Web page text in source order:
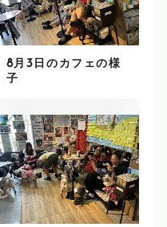
8月3日のカフェの様
子